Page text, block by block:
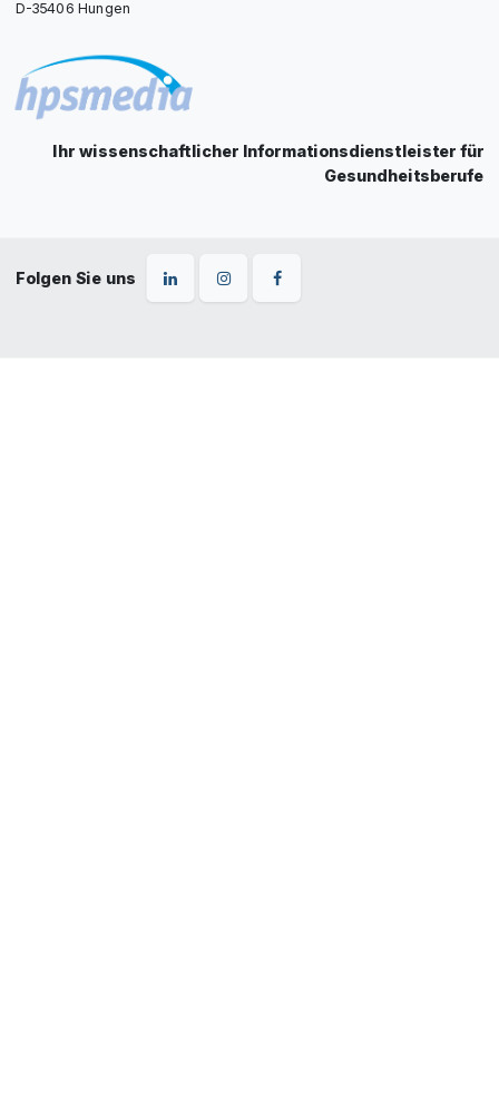
D-35406 Hungen
Ihr wissenschaftlicher Informationsdienstleister für
Gesundheitsberufe
Folgen Sie uns